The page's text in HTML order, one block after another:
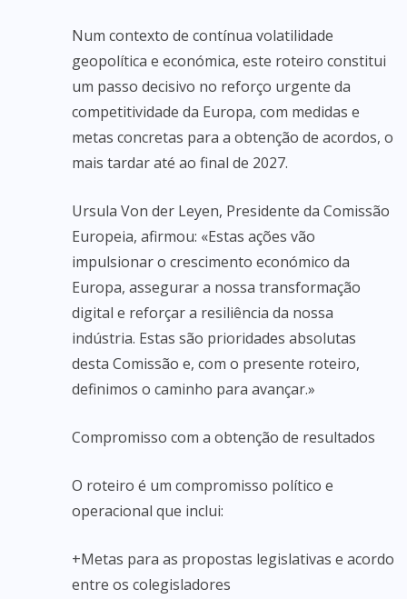
Num contexto de contínua volatilidade
geopolítica e económica, este roteiro constitui
um passo decisivo no reforço urgente da
competitividade da Europa, com medidas e
metas concretas para a obtenção de acordos, o
mais tardar até ao final de 2027.
Ursula Von der Leyen, Presidente da Comissão
Europeia, afirmou: «Estas ações vão
impulsionar o crescimento económico da
Europa, assegurar a nossa transformação
digital e reforçar a resiliência da nossa
indústria. Estas são prioridades absolutas
desta Comissão e, com o presente roteiro,
definimos o caminho para avançar.»
Compromisso com a obtenção de resultados
O roteiro é um compromisso político e
operacional que inclui:
+Metas para as propostas legislativas e acordo
entre os colegisladores